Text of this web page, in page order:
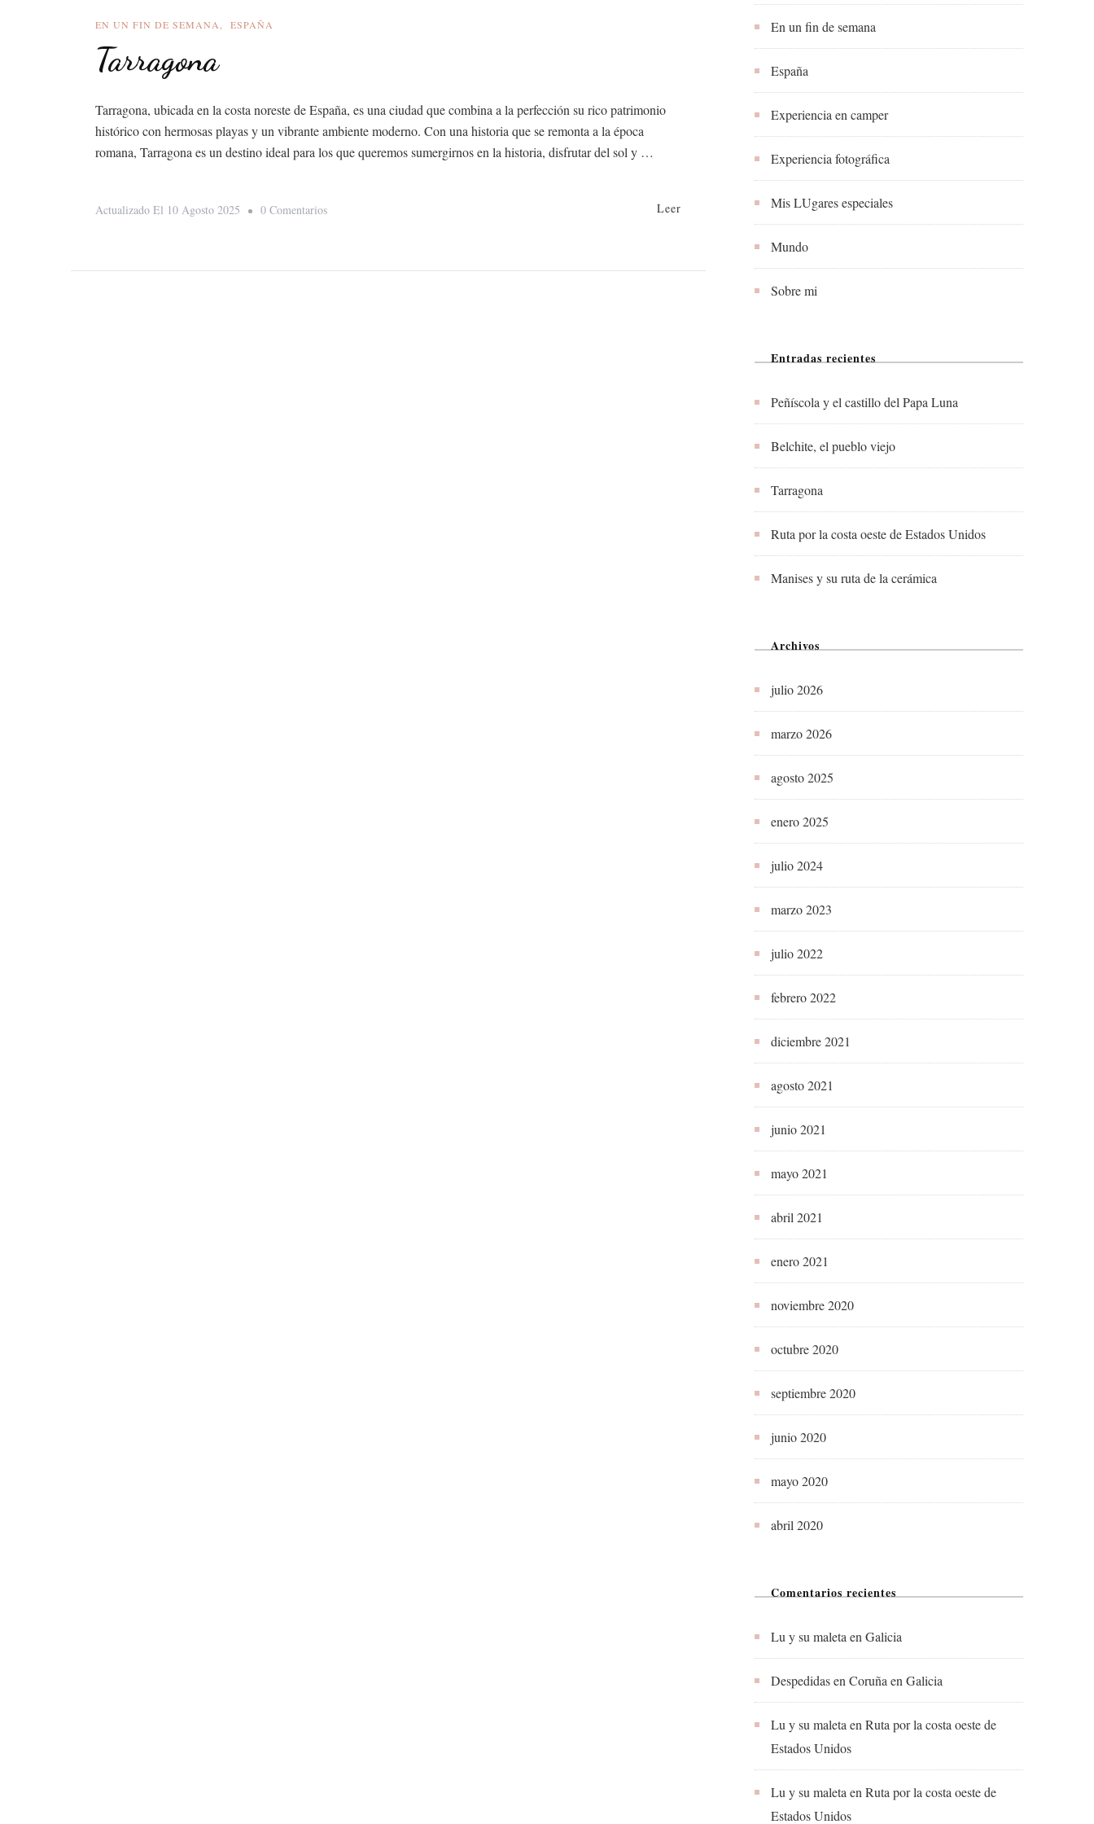
EN UN FIN DE SEMANA ESPAÑA
Tarragona
Tarragona, ubicada en la costa noreste de España, es una ciudad que combina a la perfección su rico patrimonio
histórico con hermosas playas y un vibrante ambiente moderno. Con una historia que se remonta a la época
romana, Tarragona es un destino ideal para los que queremos sumergirnos en la historia, disfrutar del sol y …
Actualizado El 10 Agosto 2025 0 ComentariosEn
Leer
En un fin de semana
España
Experiencia en camper
Experiencia fotográfica
Mis LUgares especiales
Mundo
Sobre mi
Entradas recientes
Peñíscola y el castillo del Papa Luna
Belchite, el pueblo viejo
Tarragona
Ruta por la costa oeste de Estados Unidos
Manises y su ruta de la cerámica
Archivos
julio 2026
marzo 2026
agosto 2025
enero 2025
julio 2024
marzo 2023
julio 2022
febrero 2022
diciembre 2021
agosto 2021
junio 2021
mayo 2021
abril 2021
enero 2021
noviembre 2020
octubre 2020
septiembre 2020
junio 2020
mayo 2020
abril 2020
Comentarios recientes
Lu y su maleta en Galicia
Despedidas en Coruña en Galicia
Lu y su maleta en Ruta por la costa oeste de
Estados Unidos
Lu y su maleta en Ruta por la costa oeste de
Estados Unidos